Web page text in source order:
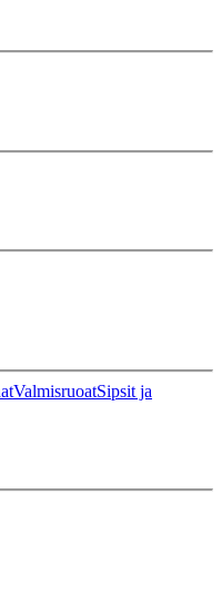
ValmisruoatSipsit ja